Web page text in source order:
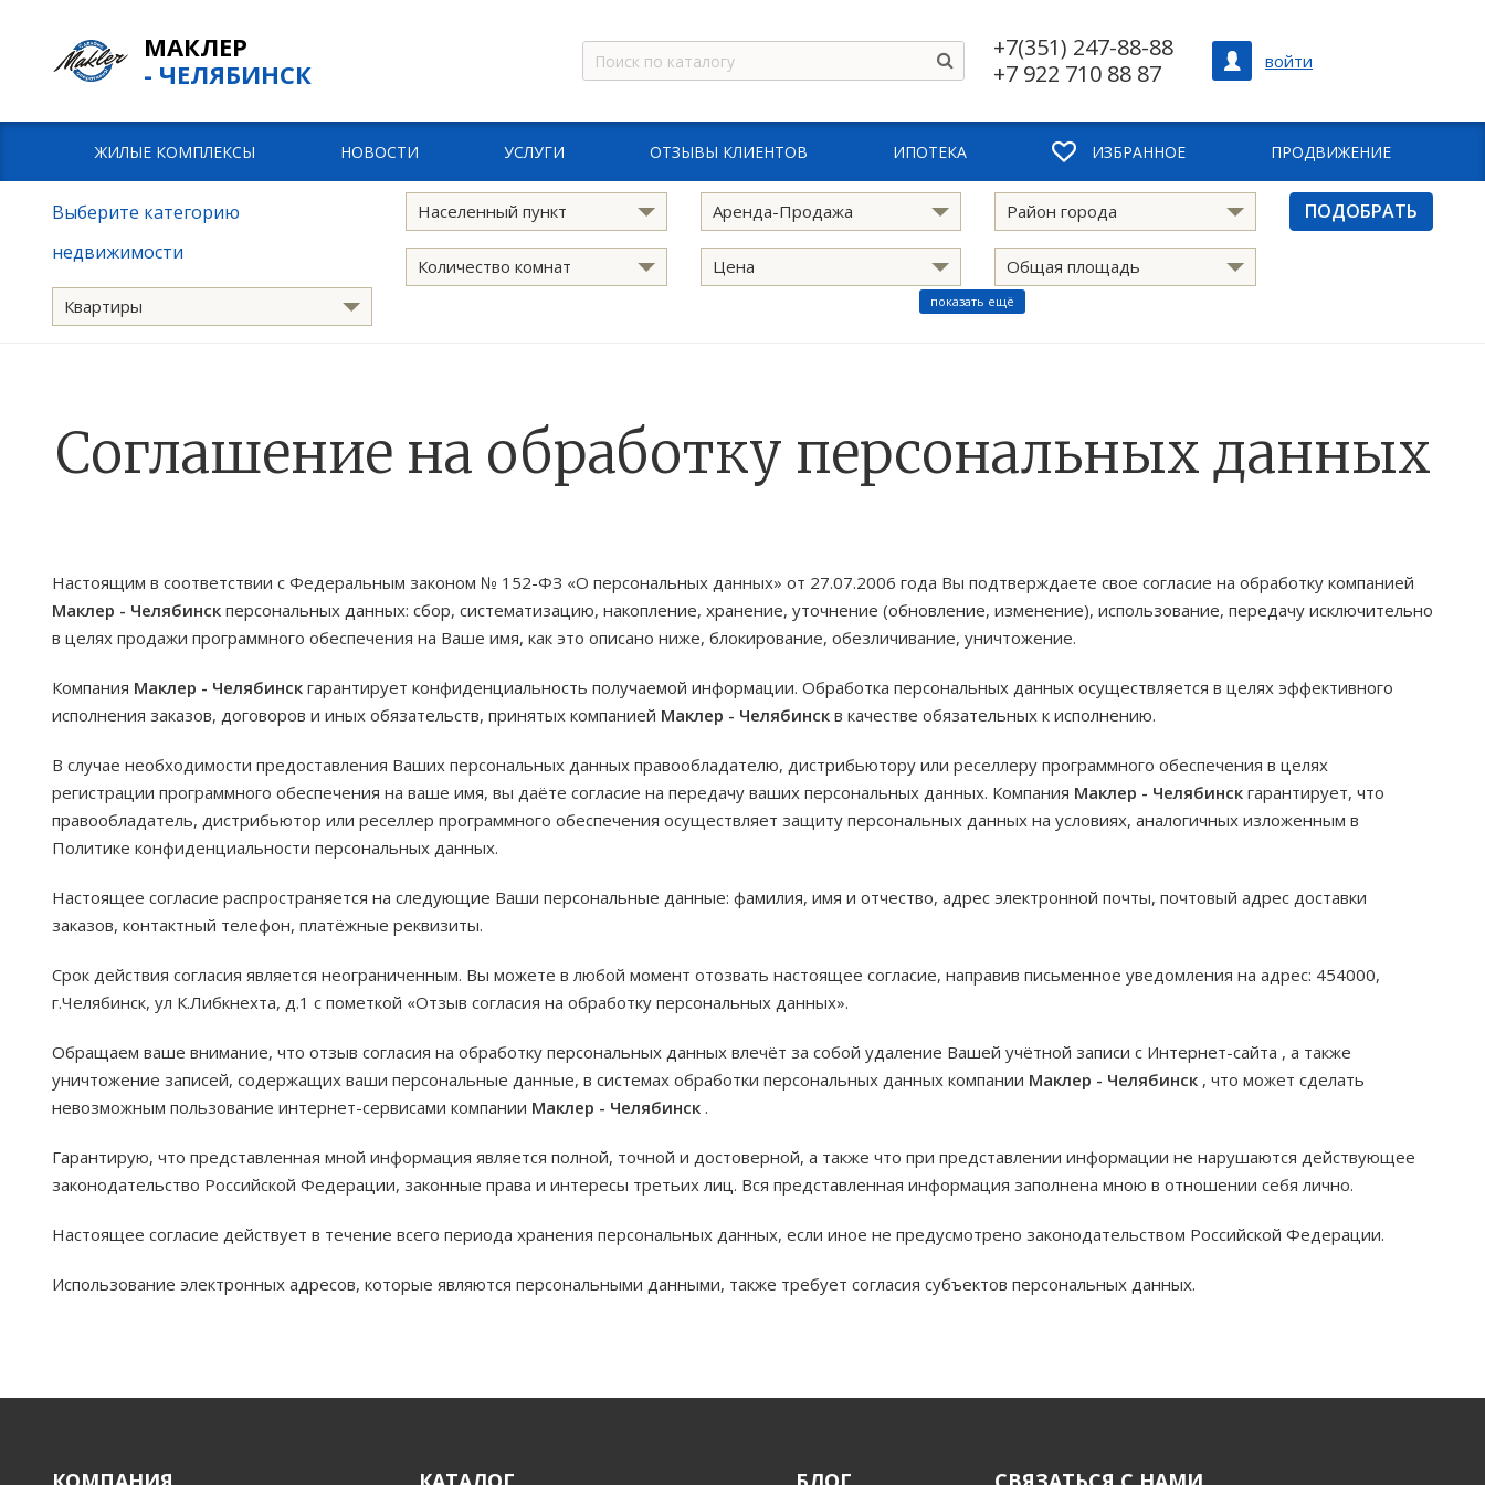
МАКЛЕР
- ЧЕЛЯБИНСК
+7(351) 247-88-88
+7 922 710 88 87
войти
ЖИЛЫЕ КОМПЛЕКСЫ НОВОСТИ УСЛУГИ ОТЗЫВЫ КЛИЕНТОВ ИПОТЕКА ИЗБРАННОЕ ПРОДВИЖЕНИЕ
Выберите категорию
недвижимости
Квартиры
Населенный пункт Аренда-Продажа Район города
Количество комнат Цена Общая площадь
ПОДОБРАТЬ
показать ещё
Соглашение на обработку персональных данных
Настоящим в соответствии с Федеральным законом № 152-ФЗ «О персональных данных» от 27.07.2006 года Вы подтверждаете свое согласие на обработку компанией
Маклер - Челябинск персональных данных: сбор, систематизацию, накопление, хранение, уточнение (обновление, изменение), использование, передачу исключительно
в целях продажи программного обеспечения на Ваше имя, как это описано ниже, блокирование, обезличивание, уничтожение.
Компания Маклер - Челябинск гарантирует конфиденциальность получаемой информации. Обработка персональных данных осуществляется в целях эффективного
исполнения заказов, договоров и иных обязательств, принятых компанией Маклер - Челябинск в качестве обязательных к исполнению.
В случае необходимости предоставления Ваших персональных данных правообладателю, дистрибьютору или реселлеру программного обеспечения в целях
регистрации программного обеспечения на ваше имя, вы даёте согласие на передачу ваших персональных данных. Компания Маклер - Челябинск гарантирует, что
правообладатель, дистрибьютор или реселлер программного обеспечения осуществляет защиту персональных данных на условиях, аналогичных изложенным в
Политике конфиденциальности персональных данных.
Настоящее согласие распространяется на следующие Ваши персональные данные: фамилия, имя и отчество, адрес электронной почты, почтовый адрес доставки
заказов, контактный телефон, платёжные реквизиты.
Срок действия согласия является неограниченным. Вы можете в любой момент отозвать настоящее согласие, направив письменное уведомления на адрес: 454000,
г.Челябинск, ул К.Либкнехта, д.1 с пометкой «Отзыв согласия на обработку персональных данных».
Обращаем ваше внимание, что отзыв согласия на обработку персональных данных влечёт за собой удаление Вашей учётной записи с Интернет-сайта , а также
уничтожение записей, содержащих ваши персональные данные, в системах обработки персональных данных компании Маклер - Челябинск , что может сделать
невозможным пользование интернет-сервисами компании Маклер - Челябинск .
Гарантирую, что представленная мной информация является полной, точной и достоверной, а также что при представлении информации не нарушаются действующее
законодательство Российской Федерации, законные права и интересы третьих лиц. Вся представленная информация заполнена мною в отношении себя лично.
Настоящее согласие действует в течение всего периода хранения персональных данных, если иное не предусмотрено законодательством Российской Федерации.
Использование электронных адресов, которые являются персональными данными, также требует согласия субъектов персональных данных.